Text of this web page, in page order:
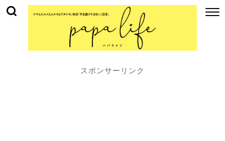
スポンサーリンク